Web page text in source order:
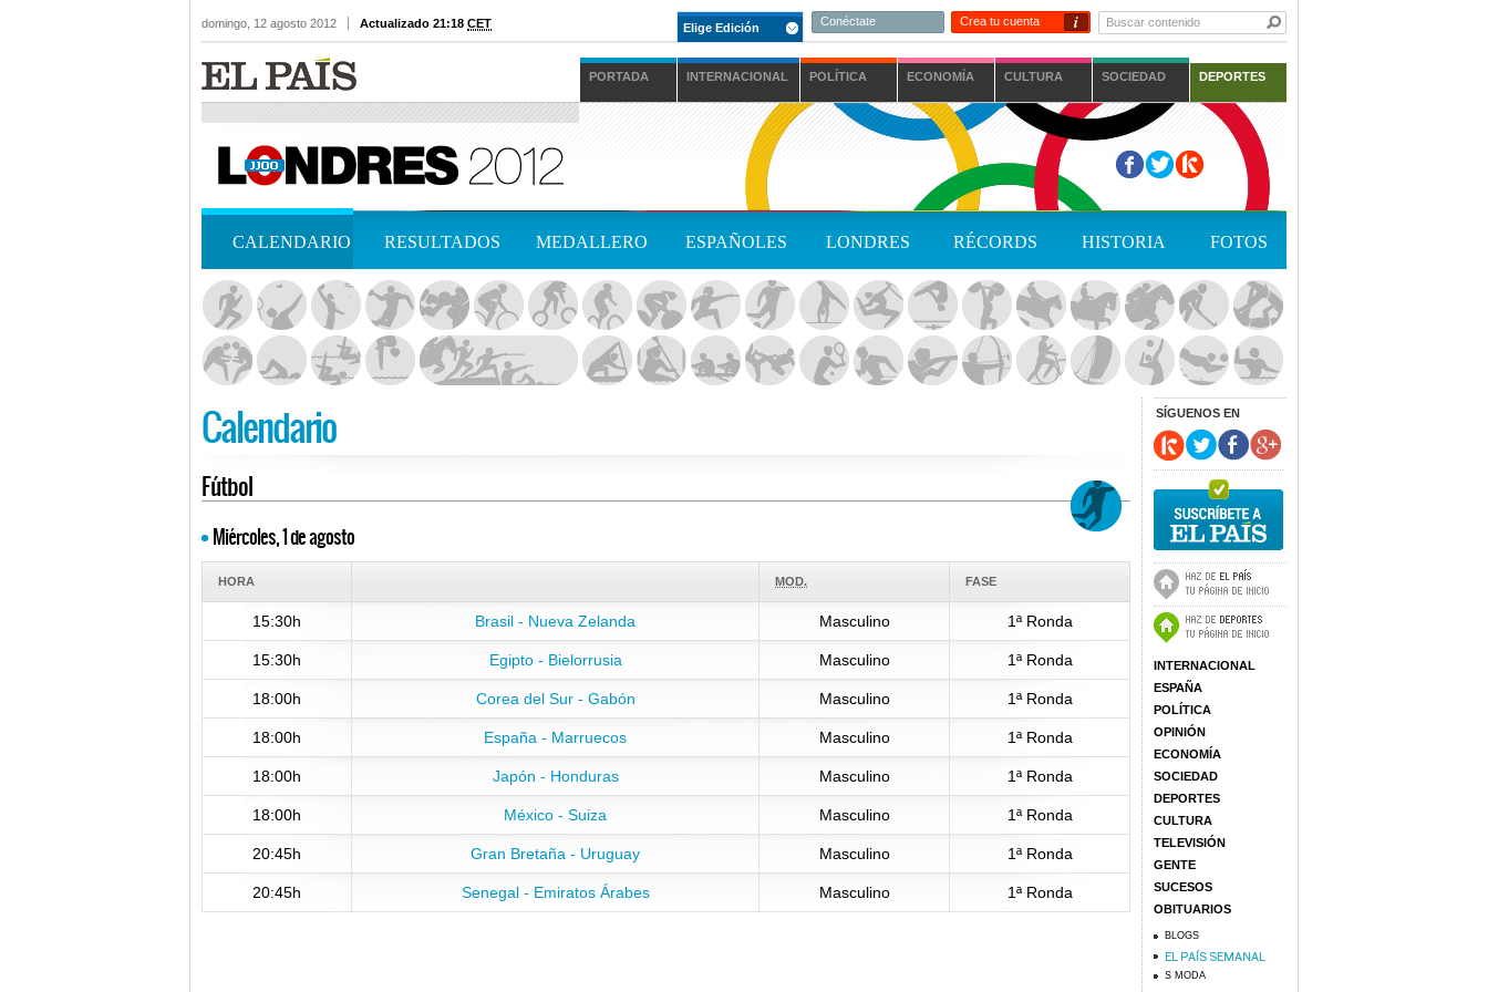
domingo, 12 agosto 2012 Actualizado 21:18 CET Elige Edición Conéctate Crea tu cuenta i
PORTADA INTERNACIONAL POLÍTICA ECONOMÍA CULTURA SOCIEDAD DEPORTES
CALENDARIO RESULTADOS MEDALLERO ESPAÑOLES LONDRES RÉCORDS HISTORIA FOTOS
Calendario
Fútbol
Miércoles, 1 de agosto
HORA MOD. FASE
15:30h Brasil - Nueva Zelanda Masculino 1ª Ronda
15:30h Egipto - Bielorrusia Masculino 1ª Ronda
18:00h Corea del Sur - Gabón Masculino 1ª Ronda
18:00h España - Marruecos Masculino 1ª Ronda
18:00h Japón - Honduras Masculino 1ª Ronda
18:00h México - Suiza Masculino 1ª Ronda
20:45h Gran Bretaña - Uruguay Masculino 1ª Ronda
20:45h Senegal - Emiratos Árabes Masculino 1ª Ronda
SÍGUENOS EN
INTERNACIONAL
ESPAÑA
POLÍTICA
OPINIÓN
ECONOMÍA
SOCIEDAD
DEPORTES
CULTURA
TELEVISIÓN
GENTE
SUCESOS
OBITUARIOS
BLOGS
S MODA